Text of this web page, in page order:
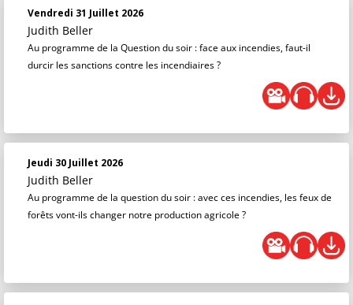
Vendredi 31 Juillet 2026
Judith Beller
Au programme de la Question du soir : face aux incendies, faut-il
durcir les sanctions contre les incendiaires ?
Jeudi 30 Juillet 2026
Judith Beller
Au programme de la question du soir : avec ces incendies, les feux de
forêts vont-ils changer notre production agricole ?